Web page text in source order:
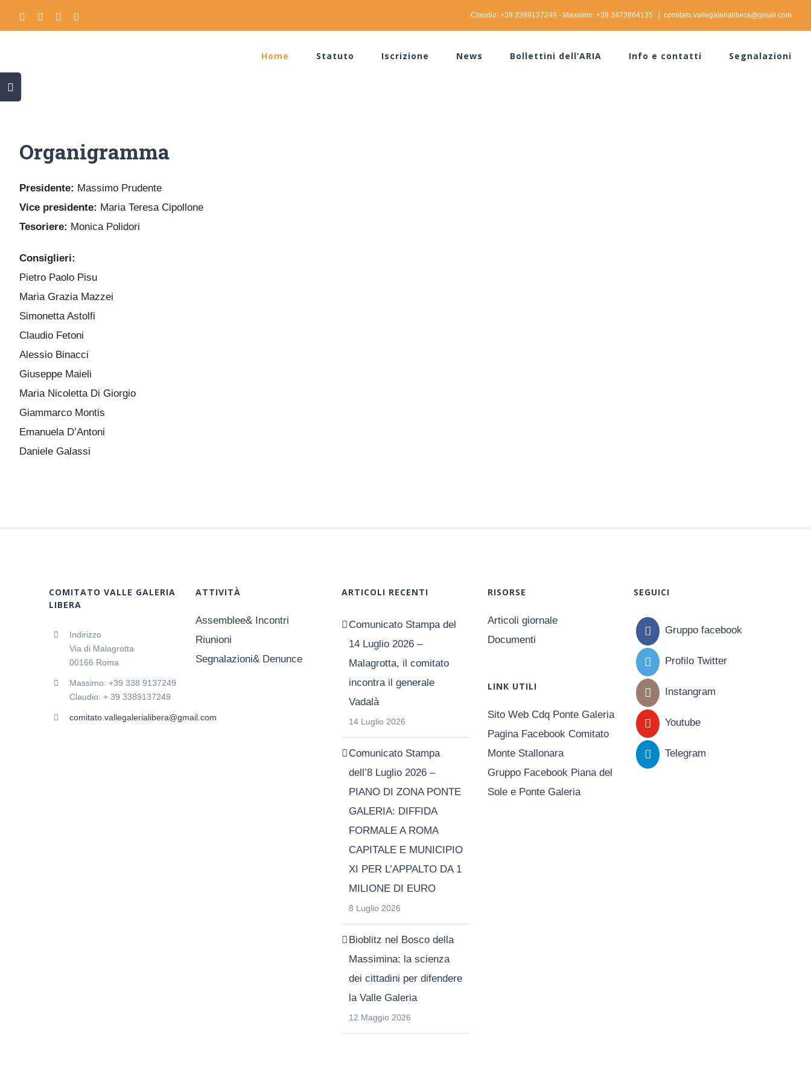
to
Facebook
TwitterInstagram Claudio: +39 3389137249 - Massimo: +39 3473864135 comitato.vallegalerialibera@gmail.com
Home Statuto Iscrizione News Bollettini dell’ARIA Info e contatti Segnalazioni
Organigramma
Presidente: Massimo Prudente
Vice presidente: Maria Teresa Cipollone
Tesoriere: Monica Polidori
Consiglieri:
Pietro Paolo Pisu
Maria Grazia Mazzei
Simonetta Astolfi
Claudio Fetoni
Alessio Binacci
Giuseppe Maieli
Maria Nicoletta Di Giorgio
Giammarco Montis
Emanuela D’Antoni
Daniele Galassi
COMITATO VALLE GALERIA
LIBERA
Indirizzo
Via di Malagrotta
00166 Roma
Massimo: +39 338 9137249
Claudio: + 39 3389137249
comitato.vallegalerialibera@gmail.com
ATTIVITÀ
Assemblee& Incontri
Riunioni
Segnalazioni& Denunce
ARTICOLI RECENTI
Comunicato Stampa del
14 Luglio 2026 –
Malagrotta, il comitato
incontra il generale
Vadalà
14 Luglio 2026
Comunicato Stampa
dell’8 Luglio 2026 –
PIANO DI ZONA PONTE
GALERIA: DIFFIDA
FORMALE A ROMA
CAPITALE E MUNICIPIO
XI PER L’APPALTO DA 1
MILIONE DI EURO
8 Luglio 2026
Bioblitz nel Bosco della
Massimina: la scienza
dei cittadini per difendere
la Valle Galeria
12 Maggio 2026
RISORSE
Articoli giornale
Documenti
LINK UTILI
Sito Web Cdq Ponte Galeria
Pagina Facebook Comitato
Monte Stallonara
Gruppo Facebook Piana del
Sole e Ponte Galeria
SEGUICI
Gruppo facebook
Profilo Twitter
Instangram
Youtube
Telegram
Toggle
Sliding